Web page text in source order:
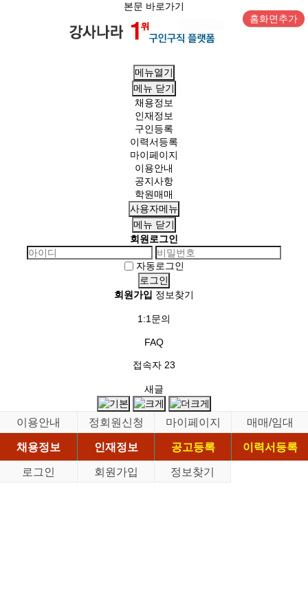
본문 바로가기
홈화면추가
메뉴열기
메뉴 닫기
채용정보
인재정보
구인등록
이력서등록
마이페이지
이용안내
공지사항
학원매매
사용자메뉴
메뉴 닫기
회원로그인
자동로그인
회원가입 정보찾기
1:1문의
FAQ
접속자 23
새글
이용안내 정회원신청 마이페이지
매매/임대
채용정보
인재정보 공고등록
이력서등록
로그인
회원가입 정보찾기